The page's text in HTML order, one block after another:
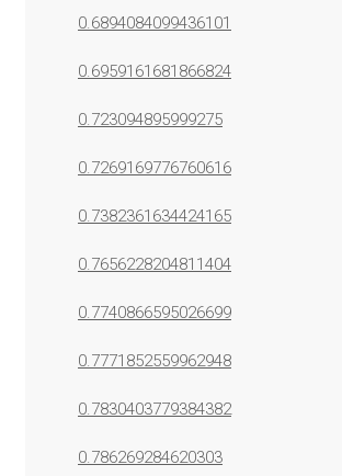
0.6894084099436101
0.6959161681866824
0.723094895999275
0.7269169776760616
0.7382361634424165
0.7656228204811404
0.7740866595026699
0.7771852559962948
0.7830403779384382
0.786269284620303